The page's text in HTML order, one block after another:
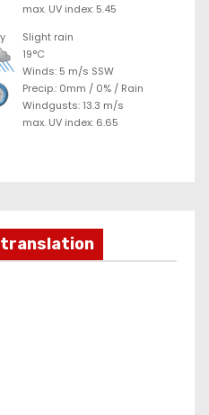
max. UV index: 5.45
Slight rain
19°C
Winds: 5 m/s SSW
Precip.: 0mm / 0% / Rain
Windgusts: 13.3 m/s
max. UV index: 6.65
translation